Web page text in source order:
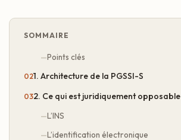
SOMMAIRE
Points clés
1. Architecture de la PGSSI-S
2. Ce qui est juridiquement opposable
L’INS
L’identification électronique